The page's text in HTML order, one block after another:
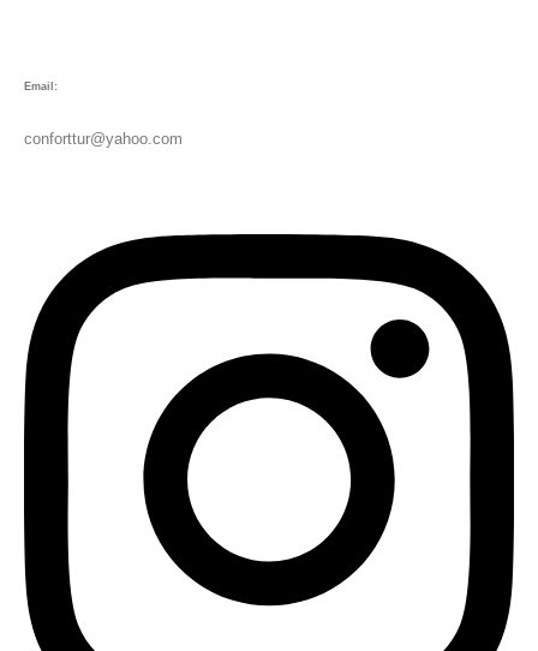
Email:
conforttur@yahoo.com